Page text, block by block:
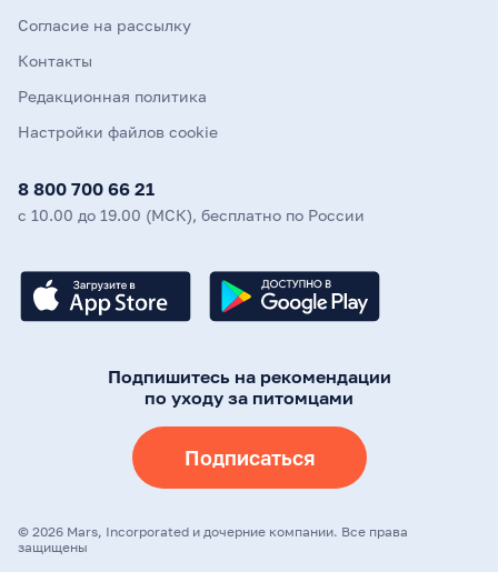
Согласие на рассылку
Контакты
Редакционная политика
Настройки файлов cookie
8 800 700 66 21
с 10.00 до 19.00 (МСК), бесплатно по России
Подпишитесь на рекомендации
по уходу за питомцами
Подписаться
© 2026 Mars, Incorporated и дочерние компании. Все права
защищены